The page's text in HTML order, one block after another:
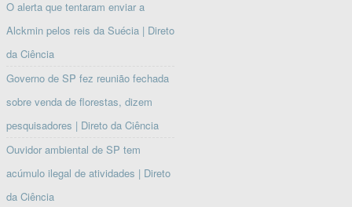
O alerta que tentaram enviar a
Alckmin pelos reis da Suécia | Direto
da Ciência
Governo de SP fez reunião fechada
sobre venda de florestas, dizem
pesquisadores | Direto da Ciência
Ouvidor ambiental de SP tem
acúmulo ilegal de atividades | Direto
da Ciência